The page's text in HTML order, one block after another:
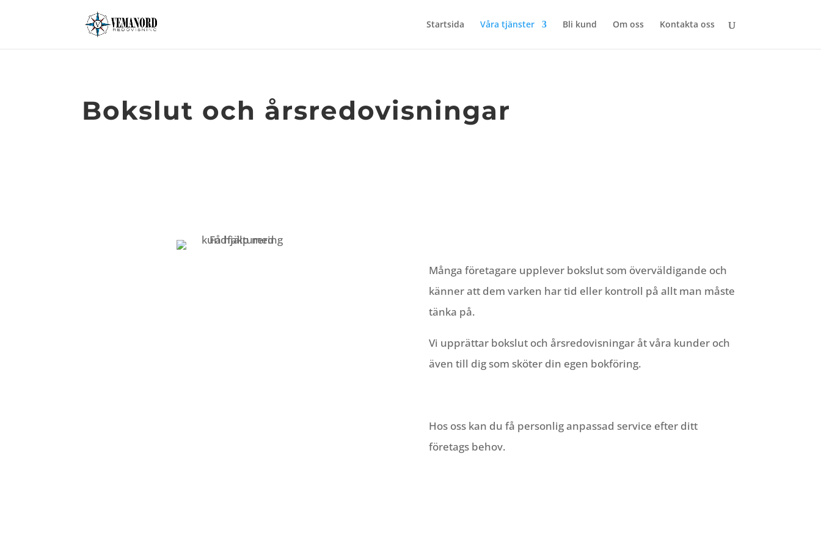
Startsida Våra tjänster Bli kund Om oss Kontakta oss
Bokslut och årsredovisningar
Många företagare upplever bokslut som överväldigande och
känner att dem varken har tid eller kontroll på allt man måste
tänka på.
Vi upprättar bokslut och årsredovisningar åt våra kunder och
även till dig som sköter din egen bokföring.
Hos oss kan du få personlig anpassad service efter ditt
företags behov.